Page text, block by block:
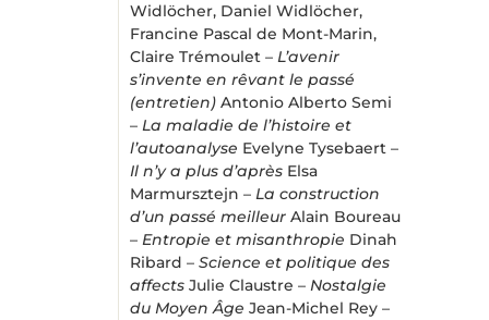
Widlöcher, Daniel Widlöcher,
Francine Pascal de Mont-Marin,
Claire Trémoulet – L’avenir
s’invente en rêvant le passé
(entretien)Antonio Alberto Semi
– La maladie de l’histoire et
l’autoanalyse Evelyne Tysebaert –
Il n’y a plus d’aprèsElsa
Marmursztejn – La construction
d’un passé meilleur Alain Boureau
– Entropie et misanthropie Dinah
Ribard – Science et politique des
affectsJulie Claustre – Nostalgie
du Moyen Âge Jean-Michel Rey –